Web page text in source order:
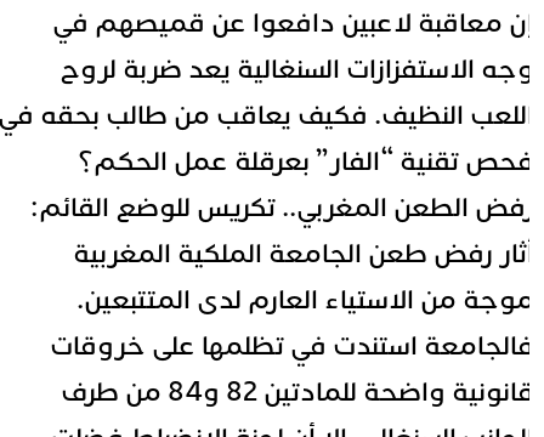
معاقبة لاعبين دافعوا عن قميصهم في
الاستفزازات السنغالية يعد ضربة لروح
النظيف. فكيف يعاقب من طالب بحقه في
تقنية “الفار” بعرقلة عمل الحكم؟
الطعن المغربي.. تكريس للوضع القائم:
رفض طعن الجامعة الملكية المغربية
من الاستياء العارم لدى المتتبعين.
استندت في تظلمها على خروقات
قانونية واضحة للمادتين 82 و84 من طرف